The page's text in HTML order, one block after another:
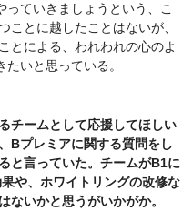
ていきましょうという、こ
ことに越したことはないが、
とによる、われわれの心のよ
いと思っている。
チームとして応援してほしい
Bプレミアに関する質問をし
と言っていた。チームがB1に
や、ホワイトリングの改修な
ないかと思うがいかがか。